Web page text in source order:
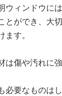
ウィンドウに
とができ、大
す。
は傷や汚れに
必要なものは